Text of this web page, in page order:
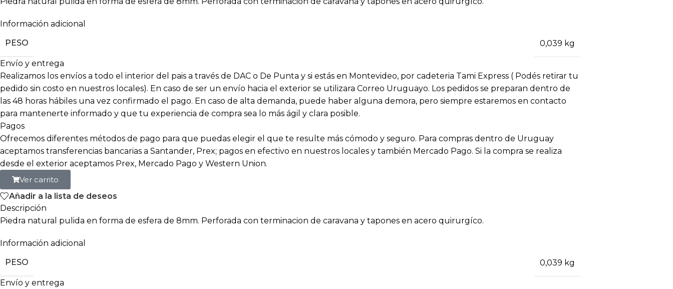
Información adicional
PESO
0,039 kg
Envío y entrega
Realizamos los envíos a todo el interior del pais a través de DAC o De Punta y si estás en Montevideo, por cadeteria Tami Express ( Podés retirar tu
pedido sin costo en nuestros locales). En caso de ser un envío hacia el exterior se utilizara Correo Uruguayo. Los pedidos se preparan dentro de
las 48 horas hábiles una vez confirmado el pago. En caso de alta demanda, puede haber alguna demora, pero siempre estaremos en contacto
para mantenerte informado y que tu experiencia de compra sea lo más ágil y clara posible.
Pagos
Ofrecemos diferentes métodos de pago para que puedas elegir el que te resulte más cómodo y seguro. Para compras dentro de Uruguay
aceptamos transferencias bancarias a Santander, Prex; pagos en efectivo en nuestros locales y también Mercado Pago. Si la compra se realiza
desde el exterior aceptamos Prex, Mercado Pago y Western Union.
Ver carrito
Añadir a la lista de deseos
Descripción
Piedra natural pulida en forma de esfera de 8mm. Perforada con terminacion de caravana y tapones en acero quirurgíco.
Información adicional
PESO
0,039 kg
Envío y entrega